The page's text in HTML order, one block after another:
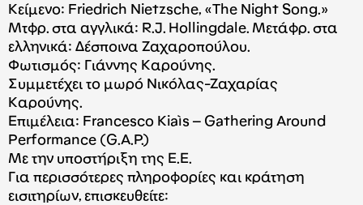
Κείμενο: Friedrich Nietzsche, «The Night Song.»
Mτφρ. στα αγγλικά: R.J. Hollingdale. Mετάφρ. στα
ελληνικά: Δέσποινα Ζαχαροπούλου.
Φωτισμός: Γιάννης Καρούνης.
Συμμετέχει το μωρό Νικόλας-Ζαχαρίας
Καρούνης.
Επιμέλεια: Francesco Kiaìs – Gathering Around
Performance (G.A.P.)
Με την υποστήριξη της Ε.Ε.
Για περισσότερες πληροφορίες και κράτηση
εισιτηρίων, επισκευθείτε: